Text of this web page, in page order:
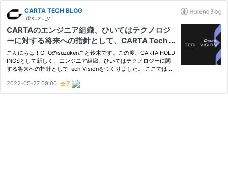
CARTA TECH BLOG
id:suzu_v
CARTAのエンジニア組織、ひいてはテクノロジ
ーに対する将来への指針として、CARTA Tech V
isionを作成しました
こんにちは！CTOのsuzukenこと鈴木です。この度、CARTA HOLD
INGSとして新しく、エンジニア組織、ひいてはテクノロジーに関
する将来への指針としてTech Visionをつくりました。 ここでは社
isionをつくったのか、というのを載せてみています。オープン社
内報的…
2022-05-27 09:00